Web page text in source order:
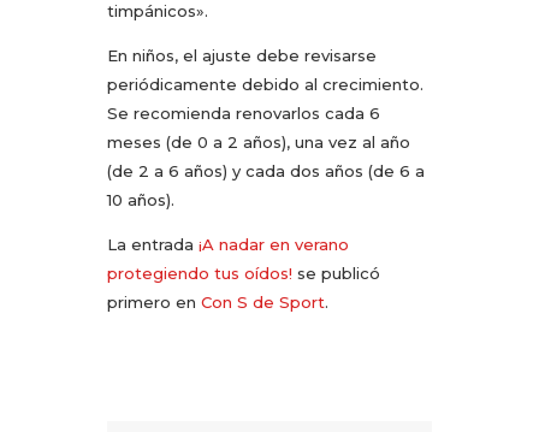
timpánicos».
En niños, el ajuste debe revisarse
periódicamente debido al crecimiento.
Se recomienda renovarlos cada 6
meses (de 0 a 2 años), una vez al año
(de 2 a 6 años) y cada dos años (de 6 a
10 años).
La entrada ¡A nadar en verano
protegiendo tus oídos! se publicó
primero en Con S de Sport.